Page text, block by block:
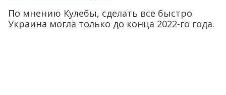
По мнению Кулебы, сделать все быстро
Украина могла только до конца 2022-го года.